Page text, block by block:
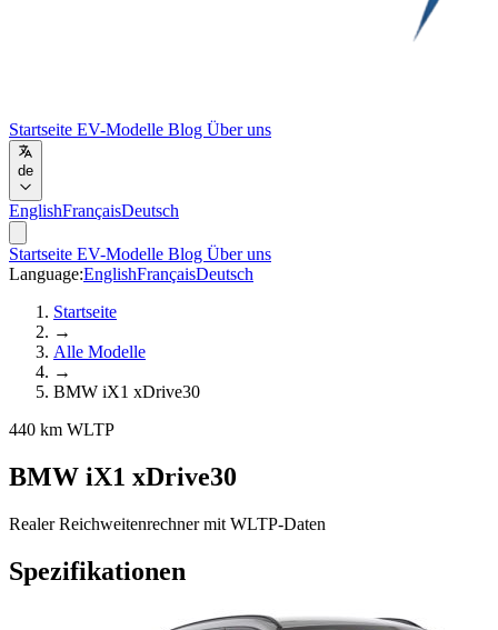
Startseite EV-Modelle Blog Über uns
de
EnglishFrançaisDeutsch
Startseite EV-Modelle Blog Über uns
Language:EnglishFrançaisDeutsch
Startseite
→
Alle Modelle
→
BMW iX1 xDrive30
440 km WLTP
BMW iX1 xDrive30
Realer Reichweitenrechner mit WLTP-Daten
Spezifikationen